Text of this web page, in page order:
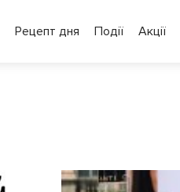
Рецепт дня Події Акції